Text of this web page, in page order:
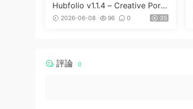
Hubfolio v1.1.4 – Creative Portf
olio & Digital Agency WordPre
2026-06-08 96 0 35
評論 0